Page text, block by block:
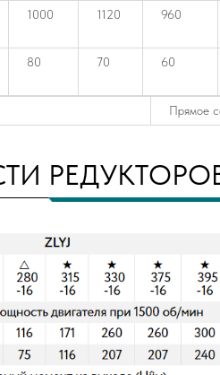
1000 1120 960
80 70 60
Прямое